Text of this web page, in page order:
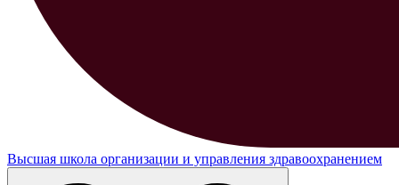
Высшая школа организации и управления здравоохранением